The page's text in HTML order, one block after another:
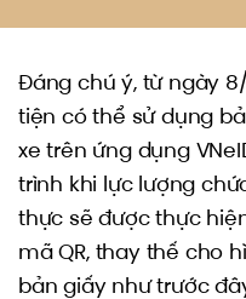
Đáng chú ý, từ ngày
tiện có thể sử dụng
xe trên ứng dụng
trình khi lực lượng
thực sẽ được thực
mã QR, thay thế cho
bản giấy như trước